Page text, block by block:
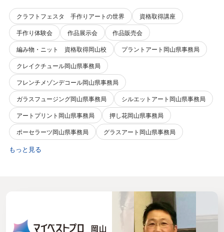
クラフトフェスタ 手作りアートの世界
資格取得講座
手作り体験会
作品展示会
作品販売会
編み物・ニット 資格取得岡山校
プラントアート岡山県事務局
クレイクチュール岡山県事務局
フレンチメゾンデコール岡山県事務局
ガラスフュージング岡山県事務局
シルエットアート岡山県事務局
アートプリント岡山県事務局
押し花岡山県事務局
ポーセラーツ岡山県事務局
グラスアート岡山県事務局
もっと見る